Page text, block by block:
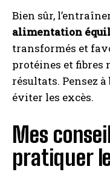
Bien sûr,
alimentation
transformés et
protéines et fibres
résultats. Pensez
éviter les excès.
Mes
pratiquer